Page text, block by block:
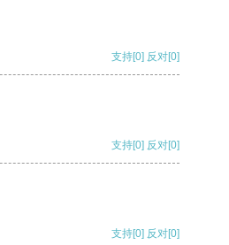
支持[0] 反对[0]
支持[0] 反对[0]
支持[0] 反对[0]